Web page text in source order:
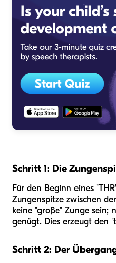
Schritt 1: Die
Für den Beginn eines
Zungenspitze zwischen
keine "große" Zunge sein;
genügt. Dies erzeugt den
Schritt 2: Der